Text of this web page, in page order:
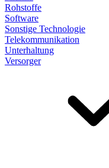
Rohstoffe
Software
Sonstige Technologie
Telekommunikation
Unterhaltung
Versorger